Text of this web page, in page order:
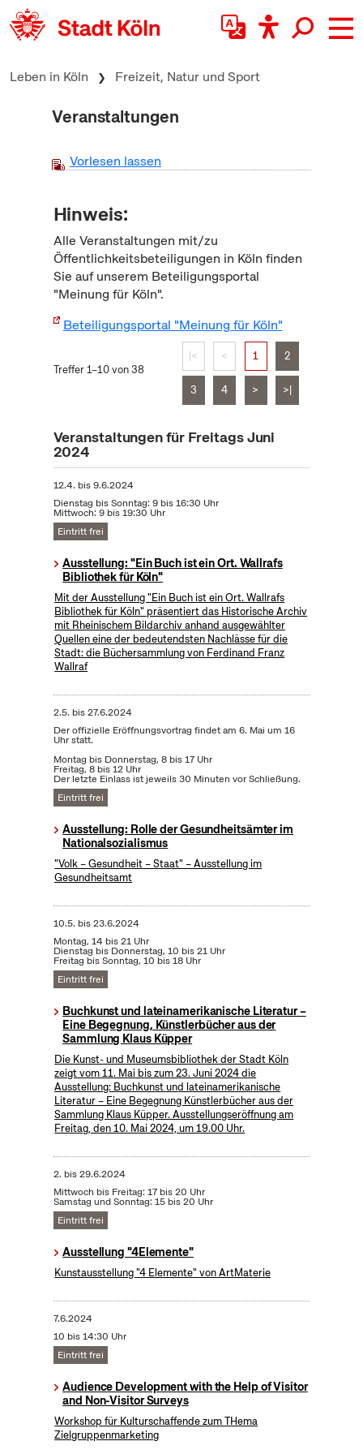
zum Inhalt springen
Leben in Köln Freizeit, Natur und Sport
Veranstaltungen
Vorlesen lassen
Hinweis:
Alle Veranstaltungen mit/zu
Öffentlichkeitsbeteiligungen in Köln finden
Sie auf unserem Beteiligungsportal
"Meinung für Köln".
Beteiligungsportal "Meinung für Köln"
Treffer 1–10 von 38
|< < 1 2
3 4 > >|
Veranstaltungen für Freitags Juni
2024
12.4. bis9.6.2024
Dienstag bis Sonntag: 9 bis 16:30 Uhr
Mittwoch: 9 bis 19:30 Uhr
Eintritt frei
Ausstellung: "Ein Buch ist ein Ort. Wallrafs
Bibliothek für Köln"
Mit der Ausstellung "Ein Buch ist ein Ort. Wallrafs
Bibliothek für Köln" präsentiert das Historische Archiv
mit Rheinischem Bildarchiv anhand ausgewählter
Quellen eine der bedeutendsten Nachlässe für die
Stadt: die Büchersammlung von Ferdinand Franz
Wallraf
2.5. bis27.6.2024
Der offizielle Eröffnungsvortrag findet am 6. Mai um 16
Uhr statt.
Montag bis Donnerstag, 8 bis 17 Uhr
Freitag, 8 bis 12 Uhr
Der letzte Einlass ist jeweils 30 Minuten vor Schließung.
Eintritt frei
Ausstellung: Rolle der Gesundheitsämter im
Nationalsozialismus
"Volk – Gesundheit – Staat" – Ausstellung im
Gesundheitsamt
10.5. bis23.6.2024
Montag, 14 bis 21 Uhr
Dienstag bis Donnerstag, 10 bis 21 Uhr
Freitag bis Sonntag, 10 bis 18 Uhr
Eintritt frei
Buchkunst und lateinamerikanische Literatur –
Eine Begegnung, Künstlerbücher aus der
Sammlung Klaus Küpper
Die Kunst- und Museumsbibliothek der Stadt Köln
zeigt vom 11. Mai bis zum 23. Juni 2024 die
Ausstellung: Buchkunst und lateinamerikanische
Literatur – Eine Begegnung Künstlerbücher aus der
Sammlung Klaus Küpper. Ausstellungseröffnung am
Freitag, den 10. Mai 2024, um 19.00 Uhr.
2. bis29.6.2024
Mittwoch bis Freitag: 17 bis 20 Uhr
Samstag und Sonntag: 15 bis 20 Uhr
Eintritt frei
Ausstellung "4Elemente"
Kunstausstellung "4 Elemente" von ArtMaterie
7.6.2024
10 bis 14:30 Uhr
Eintritt frei
Audience Development with the Help of Visitor
and Non-Visitor Surveys
Workshop für Kulturschaffende zum THema
Zielgruppenmarketing